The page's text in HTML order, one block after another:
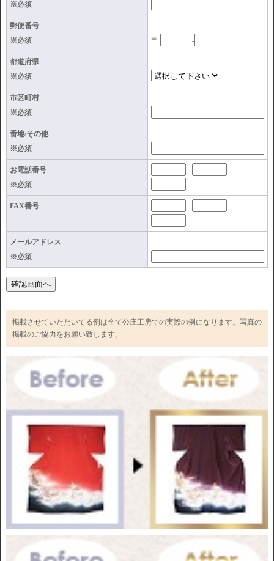
※必須
郵便番号
※必須
〒 -
都道府県
※必須
市区町村
※必須
番地/その他
※必須
お電話番号
※必須
- -
FAX番号 - -
メールアドレス
※必須
掲載させていただいてる例は全て公庄工房での実際の例になります。写真の
掲載のご協力をお願い致します。